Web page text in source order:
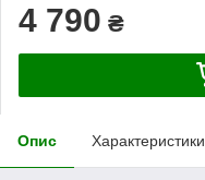
4 790 ₴
Опис Характеристики